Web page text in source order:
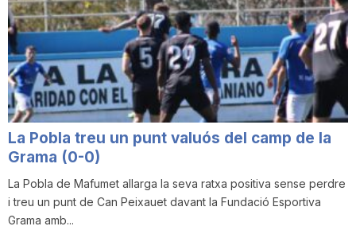
La Pobla treu un punt valuós del camp de la
Grama (0-0)
La Pobla de Mafumet allarga la seva ratxa positiva sense perdre
i treu un punt de Can Peixauet davant la Fundació Esportiva
Grama amb...